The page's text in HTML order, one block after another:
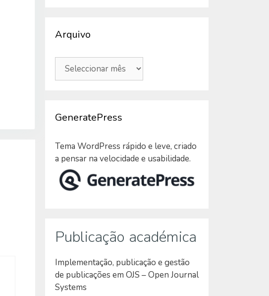
Arquivo
Arquivo
GeneratePress
Tema WordPress rápido e leve, criado
a pensar na velocidade e usabilidade.
Publicação académica
Implementação, publicação e gestão
de publicações em OJS – Open Journal
Systems